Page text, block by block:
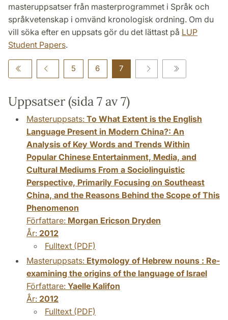
masteruppsatser från masterprogrammet i Språk och
språkvetenskap i omvänd kronologisk ordning. Om du
vill söka efter en uppsats gör du det lättast på LUP
Student Papers.
5 6 7
Uppsatser (sida 7 av 7)
Masteruppsats: To What Extent is the English
Language Present in Modern China?: An
Analysis of Key Words and Trends Within
Popular Chinese Entertainment, Media, and
Cultural Mediums From a Sociolinguistic
Perspective, Primarily Focusing on Southeast
China, and the Reasons Behind the Scope of This
Phenomenon
Författare: Morgan Ericson Dryden
År: 2012
Fulltext (PDF)
Masteruppsats: Etymology of Hebrew nouns : Re-
examining the origins of the language of Israel
Författare: Yaelle Kalifon
År: 2012
Fulltext (PDF)